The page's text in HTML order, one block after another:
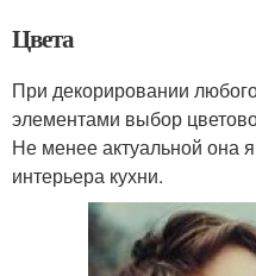
Цвета
При декорировании
элементами выбор
Не менее актуальной она
интерьера кухни.